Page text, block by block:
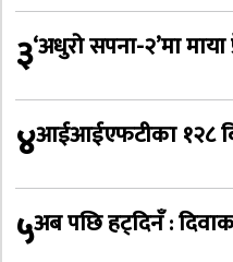
३‘अधुरो सपना-२’मा
४आईआईएफटीका १२८
५अब पछि हट्दिनँ :